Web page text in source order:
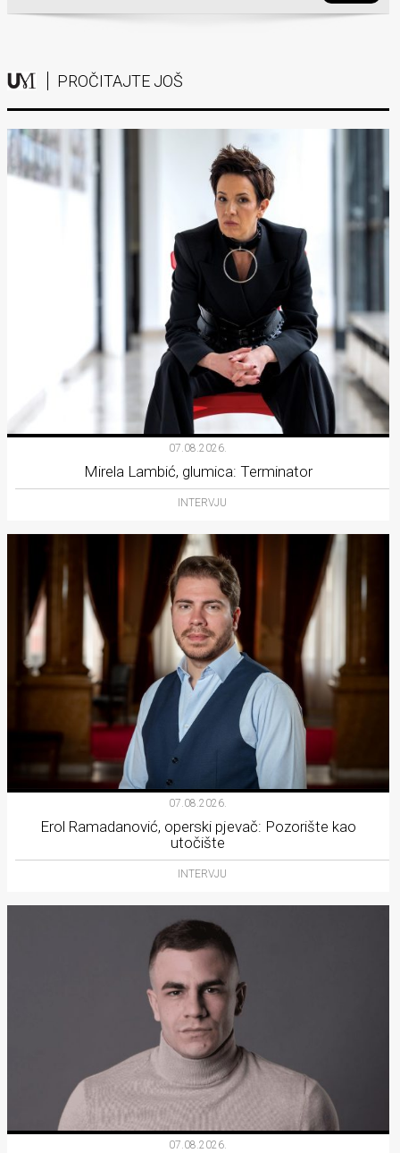
PROČITAJTE JOŠ
07.08.2026.
Mirela Lambić, glumica: Terminator
INTERVJU
07.08.2026.
Erol Ramadanović, operski pjevač: Pozorište kao
utočište
INTERVJU
07.08.2026.